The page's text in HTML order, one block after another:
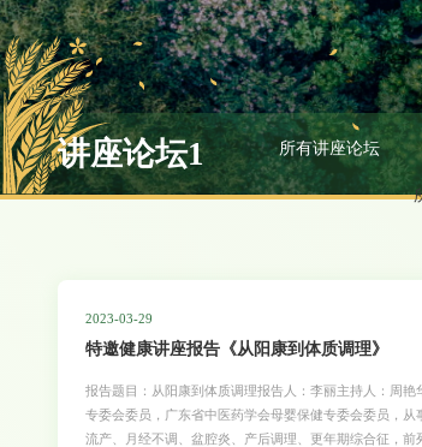
讲座论坛1 所有讲座论坛
2023-03-29
特邀健康讲座报告《从阳康到体质调理》
报告题目：从阳康到体质调理报告人：李丽主持人：周
专委会委员，广东省中医药学会母婴保健专委会委员，
流产、月经不调、盆腔炎、产后调理、更年期综合征，